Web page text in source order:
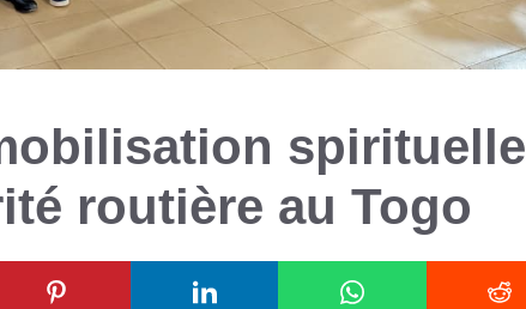
spirituelle
routière au Togo